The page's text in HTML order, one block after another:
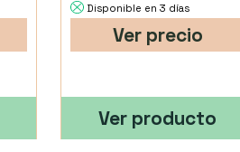
Disponible en 3 días
Ver precio
Ver producto